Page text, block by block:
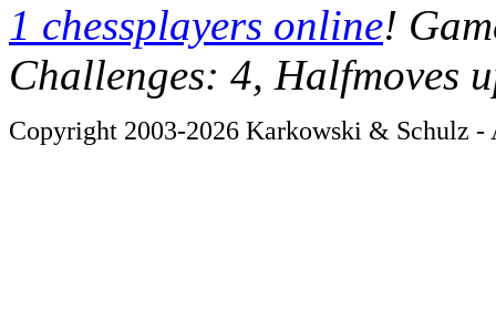
1 chessplayers online!
Challenges: 4, Halfmoves
Copyright 2003-2026 Karkowski & Schulz